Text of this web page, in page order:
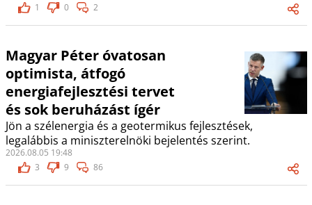
1
0 2
Magyar Péter óvatosan
optimista, átfogó
energiafejlesztési tervet
és sok beruházást ígér
Jön a szélenergia és a geotermikus fejlesztések,
legalábbis a miniszterelnöki bejelentés szerint.
2026.08.05 19:48
3
9 86